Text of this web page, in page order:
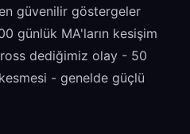
güvenilir göstergeler
günlük MA'ların kesişim
dediğimiz olay - 50
- genelde güçlü